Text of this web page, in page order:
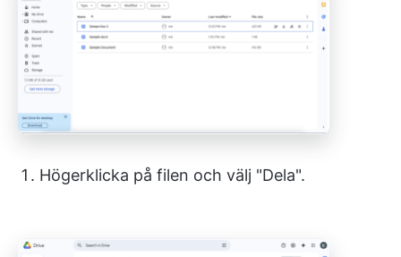
Högerklicka på filen och välj "Dela".